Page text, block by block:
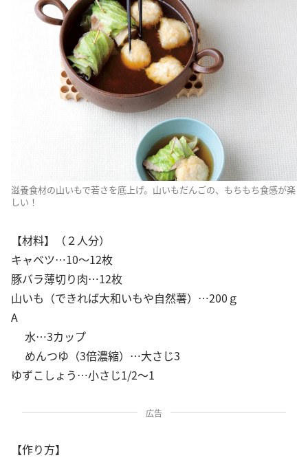
滋養食材の山いもで若さを底上げ。山いもだんごの、もちもち食感が楽
しい！
【材料】（２人分）
キャベツ…10～12枚
豚バラ薄切り肉…12枚
山いも（できれば大和いもや自然薯）…200ｇ
A
水…3カップ
めんつゆ（3倍濃縮）…大さじ3
ゆずこしょう…小さじ1/2～1
広告
【作り方】